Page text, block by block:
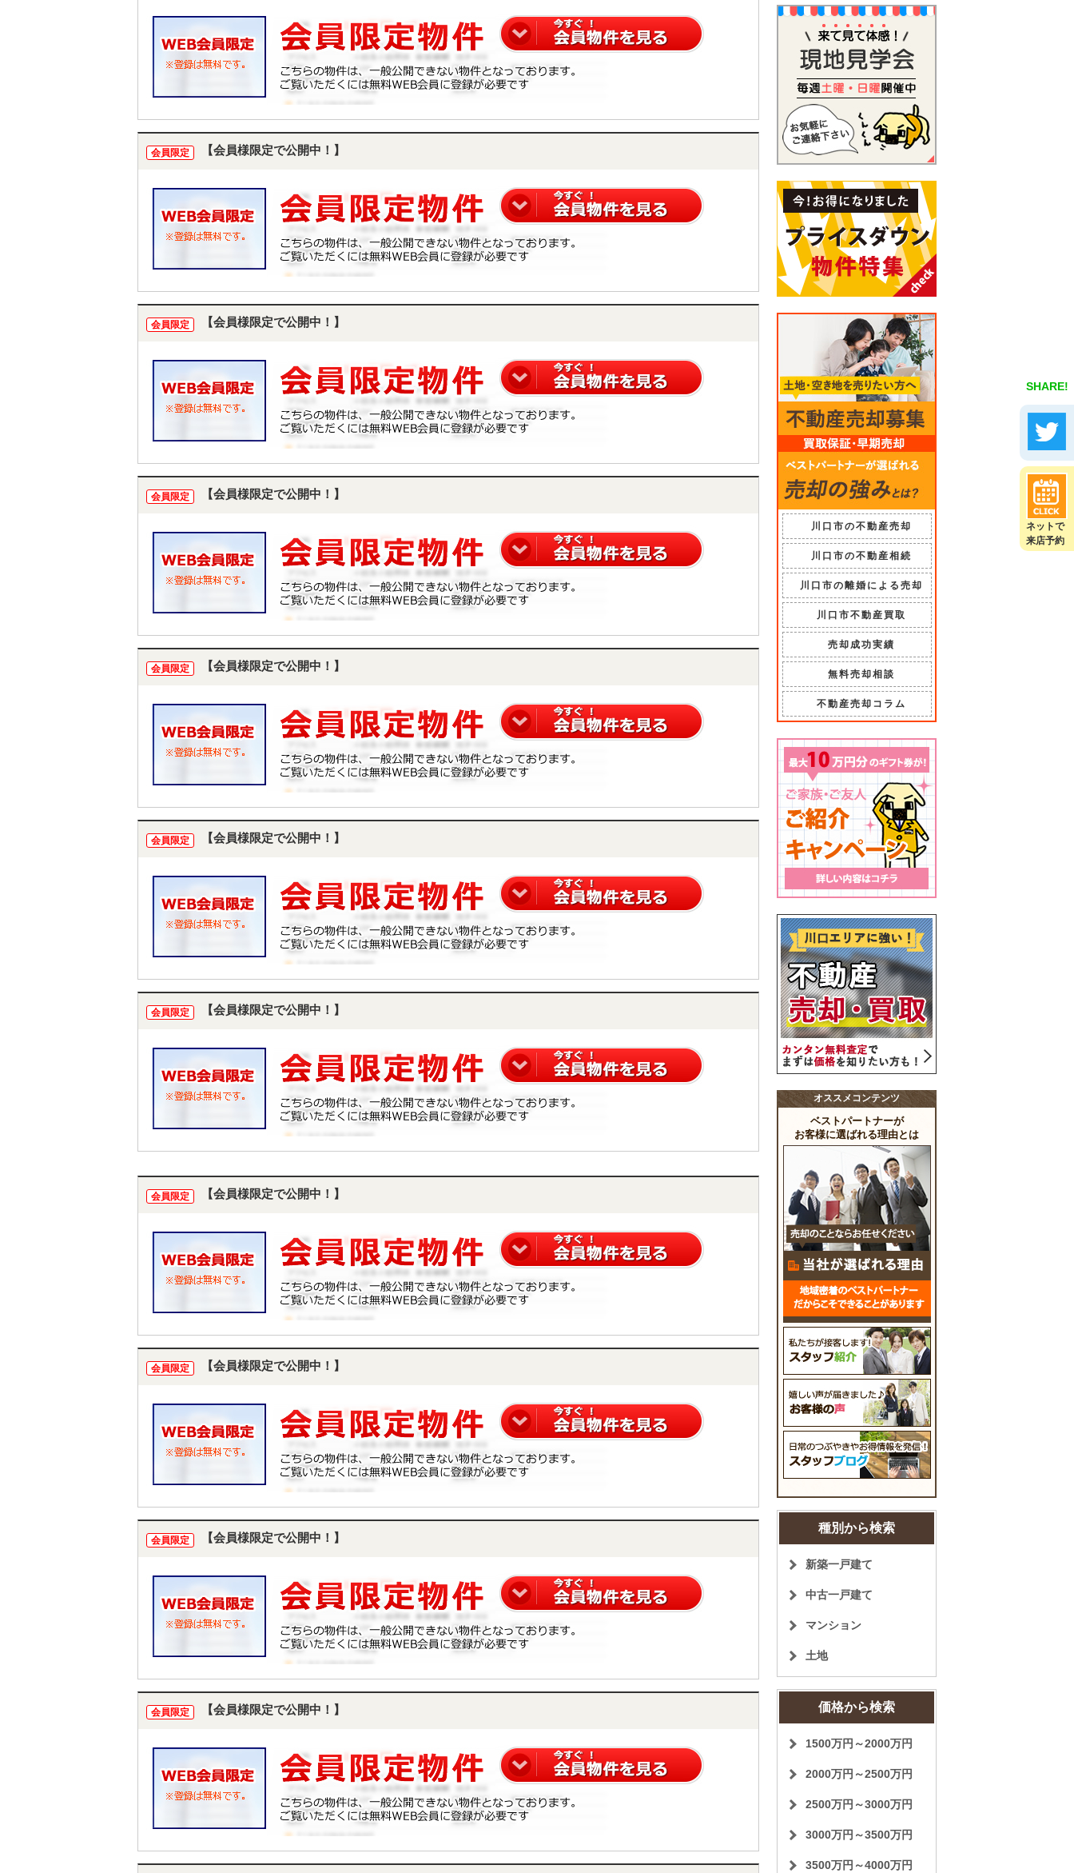
SHARE!
ネットで
来店予約
会員限定 【会員様限定で公開中！】
会員限定 【会員様限定で公開中！】
会員限定 【会員様限定で公開中！】
会員限定 【会員様限定で公開中！】
会員限定 【会員様限定で公開中！】
会員限定 【会員様限定で公開中！】
会員限定 【会員様限定で公開中！】
会員限定 【会員様限定で公開中！】
会員限定 【会員様限定で公開中！】
会員限定 【会員様限定で公開中！】
川口市の不動産売却
川口市の不動産相続
川口市の離婚による売却
川口市不動産買取
売却成功実績
無料売却相談
不動産売却コラム
オススメコンテンツ
ベストパートナーが
お客様に選ばれる理由とは
種別から検索
新築一戸建て
中古一戸建て
マンション
土地
価格から検索
1500万円～2000万円
2000万円～2500万円
2500万円～3000万円
3000万円～3500万円
3500万円～4000万円